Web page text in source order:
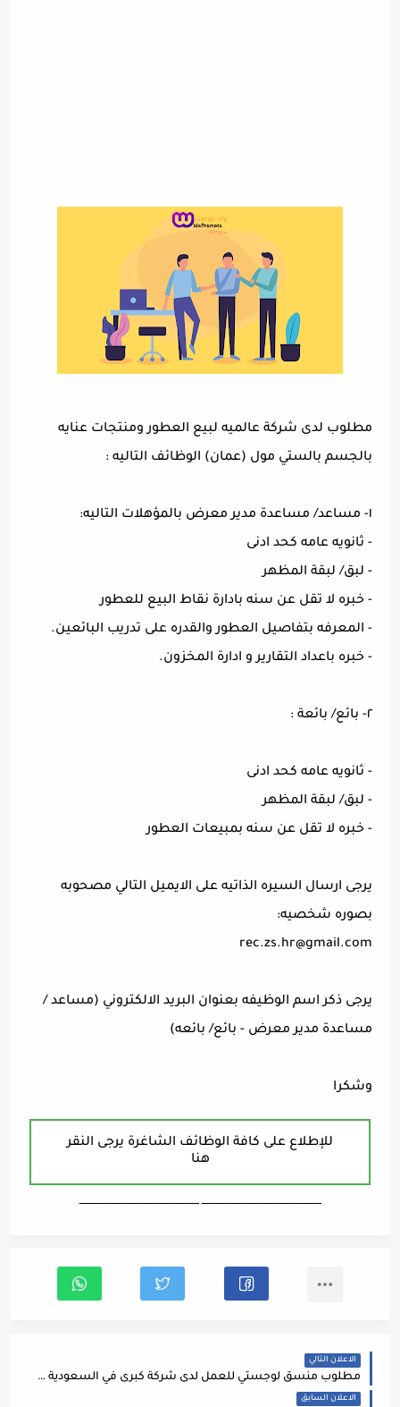
مطلوب لدى شركة عالميه لبيع العطور ومنتجات عنايه
بالجسم بالستي مول (عمان) الوظائف التاليه :
١- مساعد/ مساعدة مدير معرض بالمؤهلات التاليه:
- ثانويه عامه كحد ادنى
- لبق/ لبقة المظهر
- خبره لا تقل عن سنه بادارة نقاط البيع للعطور
- المعرفه بتفاصيل العطور والقدره على تدريب البائعين.
- خبره باعداد التقارير و ادارة المخزون.
٢- بائع/ بائعة :
- ثانويه عامه كحد ادنى
- لبق/ لبقة المظهر
- خبره لا تقل عن سنه بمبيعات العطور
يرجى ارسال السيره الذاتيه على الايميل التالي مصحوبه
بصوره شخصيه:
rec.zs.hr@gmail.com
يرجى ذكر اسم الوظيفه بعنوان البريد الالكتروني (مساعد /
مساعدة مدير معرض - بائع/ بائعه)
وشكرا
للإطلاع على كافة الوظائف الشاغرة يرجى النقر
هنا
ـــــــــــــــــــــــــــــــــــــــــــــــــــــــــــــــــــ ـــــــــــــــــــــــــــــــــــــــــــــــــــــــــــــــــــ
الاعلان التالي
مطلوب منسق لوجستي للعمل لدى شركة كبرى في السعودية 2021 / 2022
الاعلان السابق